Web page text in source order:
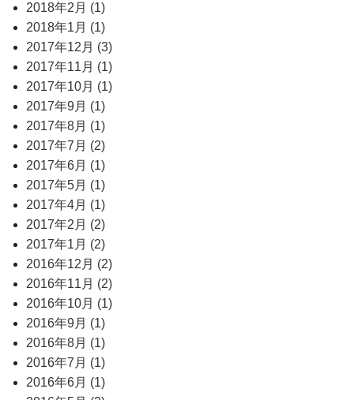
2018年2月 (1)
2018年1月 (1)
2017年12月 (3)
2017年11月 (1)
2017年10月 (1)
2017年9月 (1)
2017年8月 (1)
2017年7月 (2)
2017年6月 (1)
2017年5月 (1)
2017年4月 (1)
2017年2月 (2)
2017年1月 (2)
2016年12月 (2)
2016年11月 (2)
2016年10月 (1)
2016年9月 (1)
2016年8月 (1)
2016年7月 (1)
2016年6月 (1)